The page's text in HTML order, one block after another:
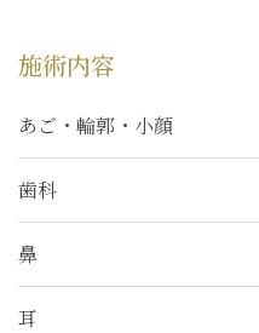
施術内容
あご・輪郭・小顔
歯科
鼻
耳